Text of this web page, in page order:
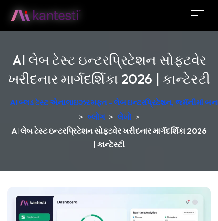
AI લેબ ટેસ્ટ ઇન્ટરપ્રિટેશન સોફ્ટવેર
ખરીદનાર માર્ગદર્શિકા 2026 | કાન્ટેસ્ટી
AI બ્લડ ટેસ્ટ એનાલાઇઝર મફત - લેબ ઇન્ટરપ્રિટેશન, જર્મનીમાં
> બ્લોગ > લેખો >
AI લેબ ટેસ્ટ ઇન્ટરપ્રિટેશન સોફ્ટવેર ખરીદનાર માર્ગદર્શિકા 2026
| કાન્ટેસ્ટી